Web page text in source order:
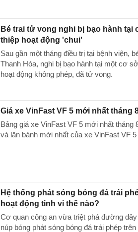
Bé trai tử vong nghi bị bạo hành tại
thiệp hoạt động 'chui'
Sau gần một tháng điều trị tại bệnh viện,
Thanh Hóa, nghi bị bạo hành tại một cơ
hoạt động không phép, đã tử vong.
Giá xe VinFast VF 5 mới nhất tháng
Bảng giá xe VinFast VF 5 mới nhất tháng
và lăn bánh mới nhất của xe VinFast VF
Hệ thống phát sóng bóng đá trái
hoạt động tinh vi thế nào?
Cơ quan công an vừa triệt phá đường
núp bóng phát sóng bóng đá trái phép